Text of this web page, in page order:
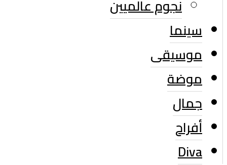
نجوم عالميين
سينما
موسيقى
موضة
جمال
أفراح
Diva